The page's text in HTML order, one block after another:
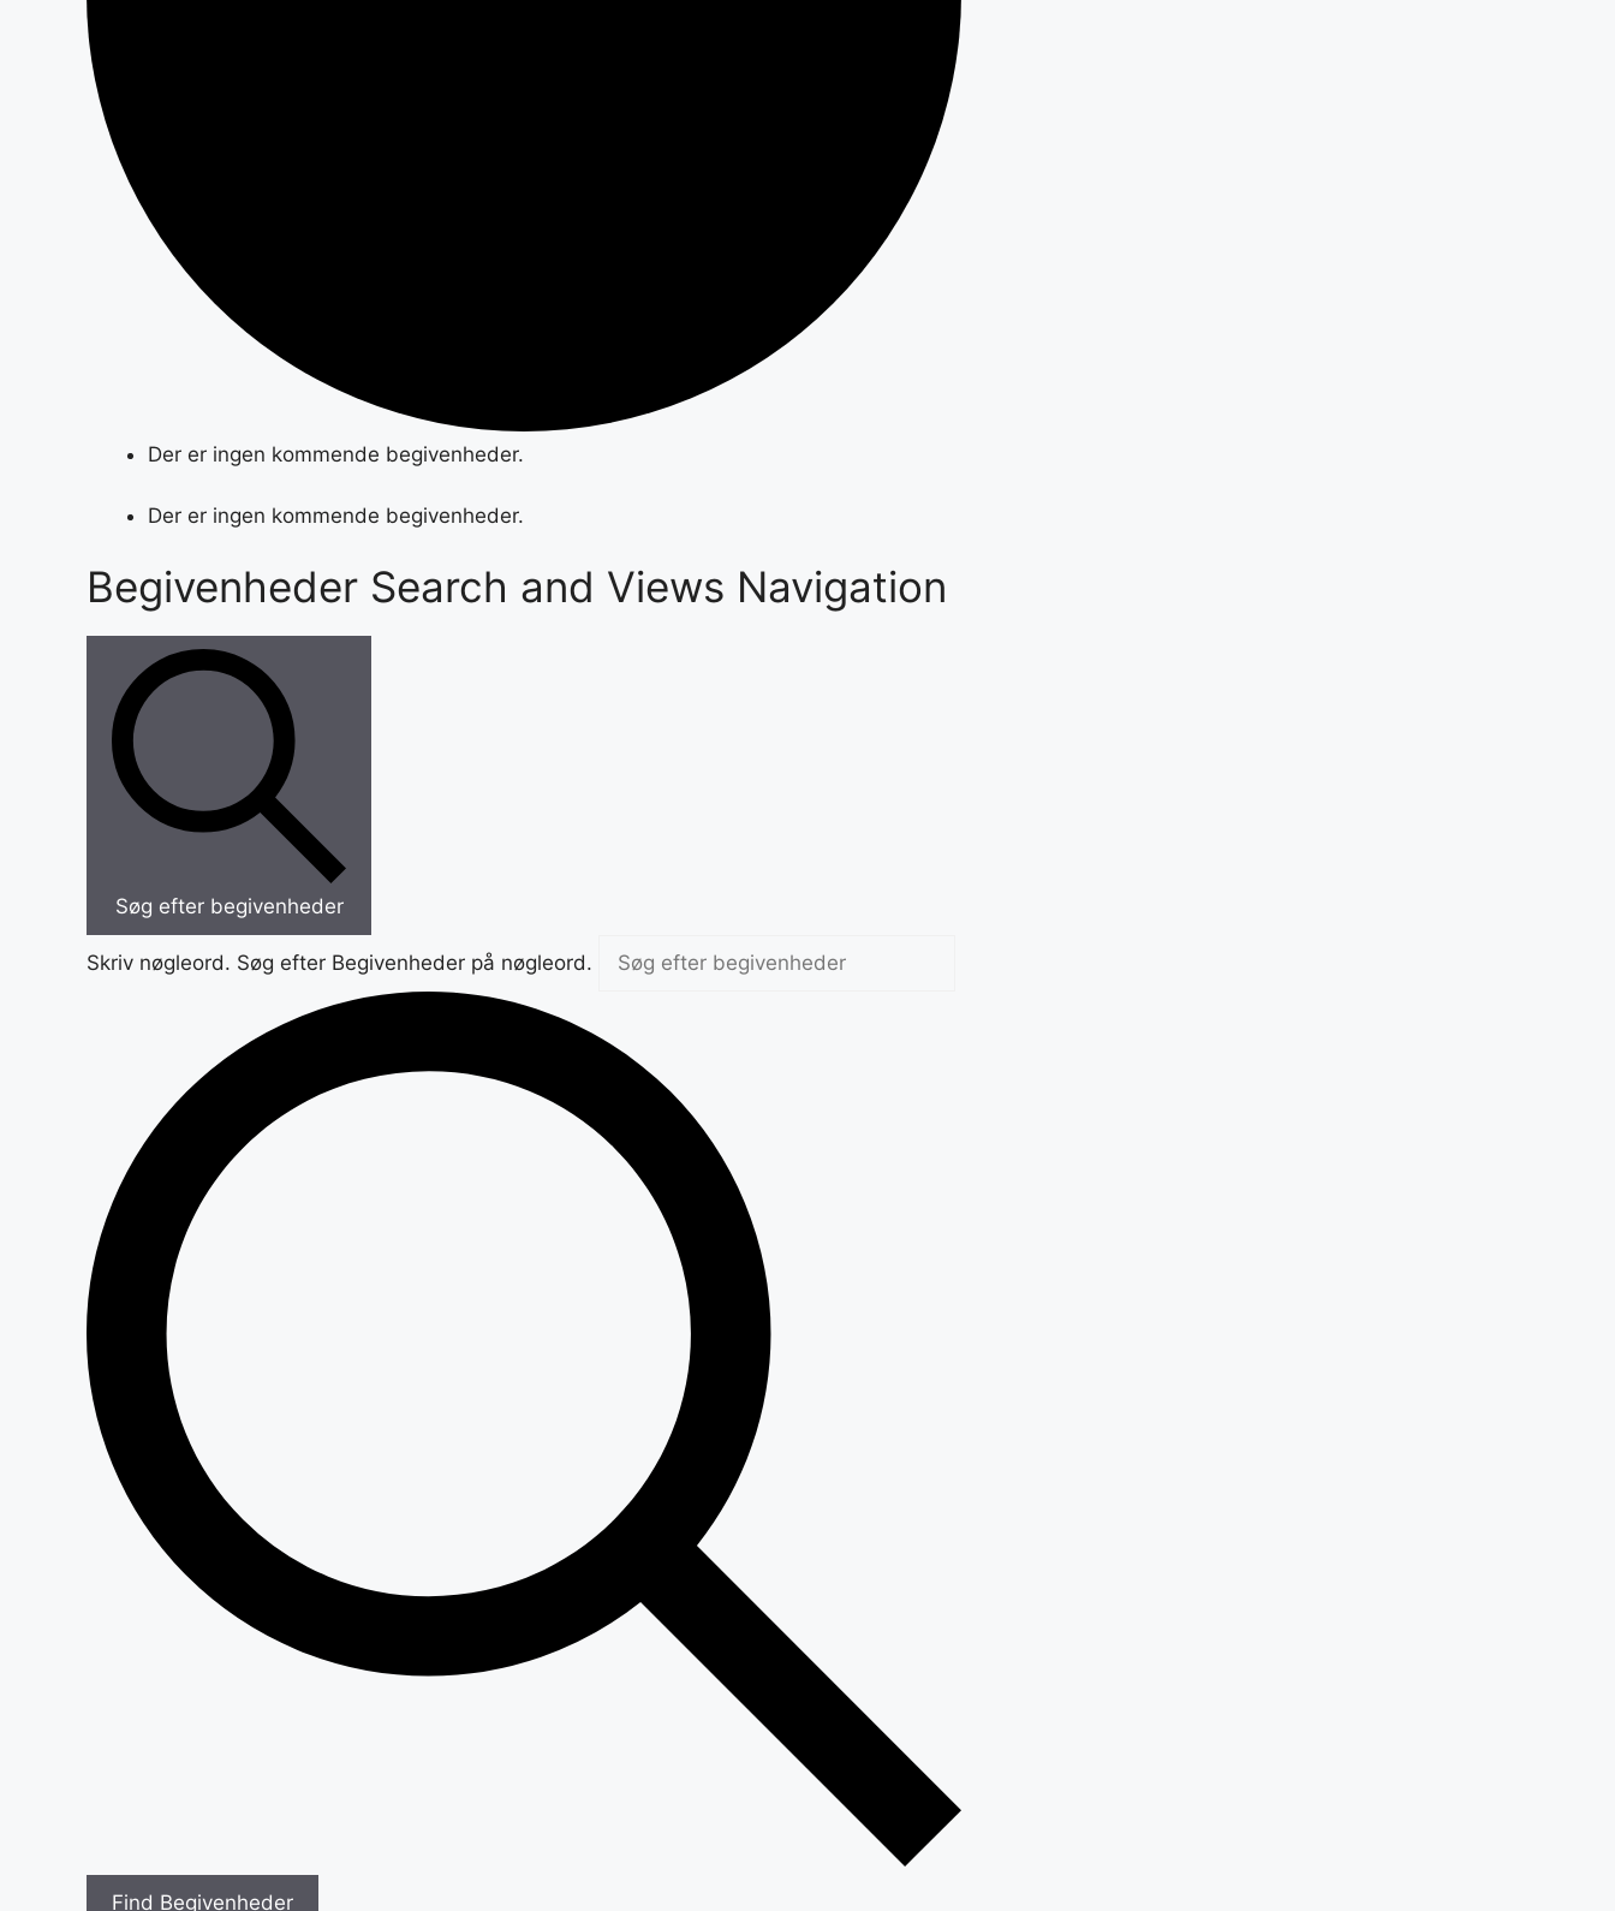
Der er ingen kommende begivenheder.
Der er ingen kommende begivenheder.
Begivenheder Search and Views Navigation
Søg efter begivenheder
Skriv nøgleord. Søg efter Begivenheder på nøgleord.
Find Begivenheder